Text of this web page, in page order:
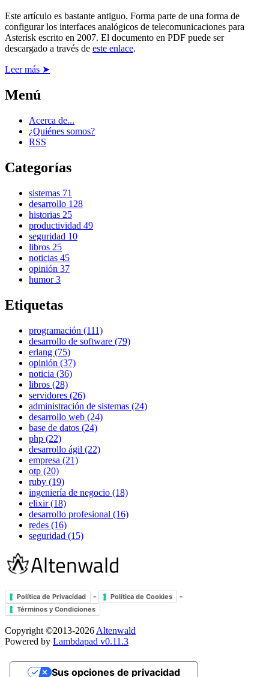
Este artículo es bastante antiguo. Forma parte de una forma de
configurar los interfaces analógicos de telecomunicaciones para
Asterisk escrito en 2007. El documento en PDF puede ser
descargado a través de este enlace.
Leer más ➤
Menú
Acerca de...
¿Quiénes somos?
RSS
Categorías
sistemas 71
desarrollo 128
historias 25
productividad 49
seguridad 10
libros 25
noticias 45
opinión 37
humor3
Etiquetas
programación (111)
desarrollo de software (79)
erlang (75)
opinión (37)
noticia (36)
libros (28)
servidores (26)
administración de sistemas (24)
desarrollo web (24)
base de datos (24)
php (22)
desarrollo ágil (22)
empresa (21)
otp (20)
ruby (19)
ingeniería de negocio (18)
elixir (18)
desarrollo profesional (16)
redes (16)
seguridad (15)
Política de Privacidad - Política de Cookies -
Términos y Condiciones
Copyright ©2013-2026 Altenwald
Powered by Lambdapad v0.11.3
Sus opciones de privacidad